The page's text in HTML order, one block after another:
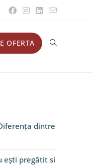
OFERTA
dintre
ești pregătit si